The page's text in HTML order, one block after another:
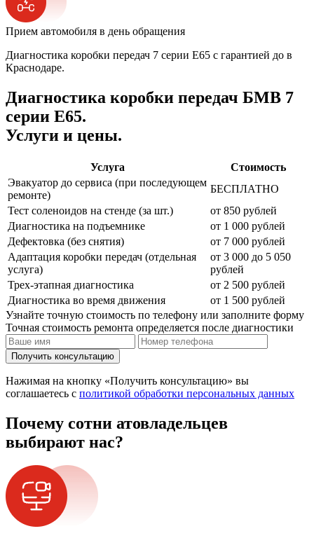
Прием автомобиля в день обращения
Диагностика коробки передач 7 серии E65 с гарантией до в
Краснодаре.
Диагностика коробки передач БМВ 7
серии E65.
Услуги и цены.
Услуга
Стоимость
Эвакуатор до сервиса (при последующем
ремонте)
БЕСПЛАТНО
Тест соленоидов на стенде (за шт.)
от 850 рублей
Диагностика на подъемнике
от 1 000 рублей
Дефектовка (без снятия)
от 7 000 рублей
Адаптация коробки передач (отдельная
услуга)
от 3 000 до 5 050
рублей
Трех-этапная диагностика
от 2 500 рублей
Диагностика во время движения
от 1 500 рублей
Узнайте точную стоимость по телефону или заполните форму
Точная стоимость ремонта определяется после диагностики
Получить консультацию
Нажимая на кнопку «Получить консультацию» вы
соглашаетесь с политикой обработки персональных данных
Почему сотни атовладельцев
выбирают нас?